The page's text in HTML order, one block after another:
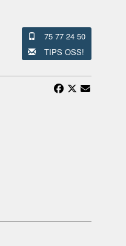
75 77 24 50
TIPS OSS!